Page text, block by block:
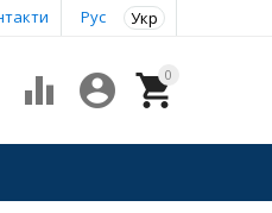
Рус Укр
0


